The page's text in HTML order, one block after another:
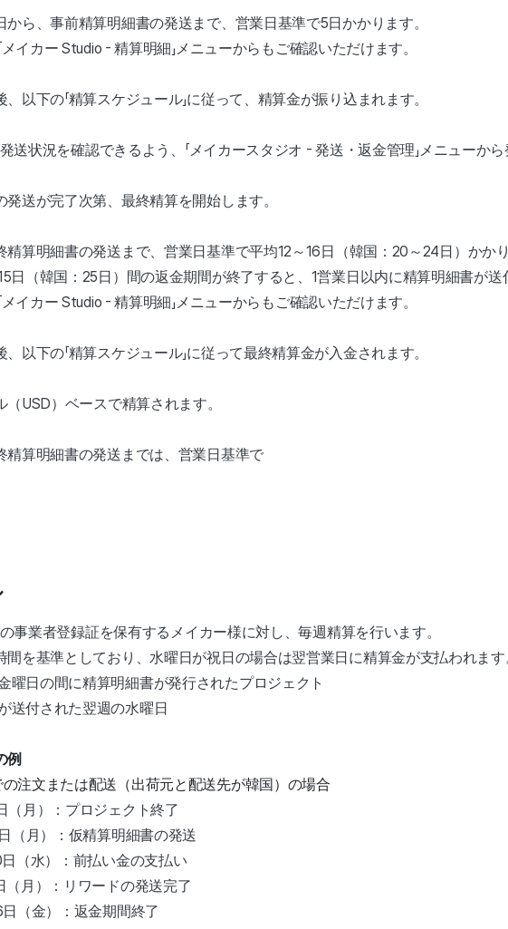
から、事前精算明細書の発送まで、営業日基準で5日かかります。
メイカー Studio - 精算明細」メニューからもご確認いただけます。
以下の「精算スケジュール」に従って、精算金が振り込まれます。
送状況を確認できるよう、「メイカースタジオ - 発送・返金管理」メニューか
送が完了次第、最終精算を開始します。
精算明細書の発送まで、営業日基準で平均12～16日（韓国：20～24日）かか
日（韓国：25日）間の返金期間が終了すると、1営業日以内に精算明細書が送
メイカー Studio - 精算明細」メニューからもご確認いただけます。
以下の「精算スケジュール」に従って最終精算金が入金されます。
USD）ベースで精算されます。
精算明細書の発送までは、営業日基準で
事業者登録証を保有するメイカー様に対し、毎週精算を行います。
間を基準としており、水曜日が祝日の場合は翌営業日に精算金が支払われま
曜日の間に精算明細書が発行されたプロジェクト
送付された翌週の水曜日
例
注文または配送（出荷元と配送先が韓国）の場合
（月）：プロジェクト終了
（月）：仮精算明細書の発送
（水）：前払い金の支払い
（月）：リワードの発送完了
（金）：返金期間終了